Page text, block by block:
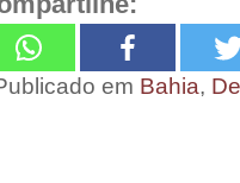
em Bahia,